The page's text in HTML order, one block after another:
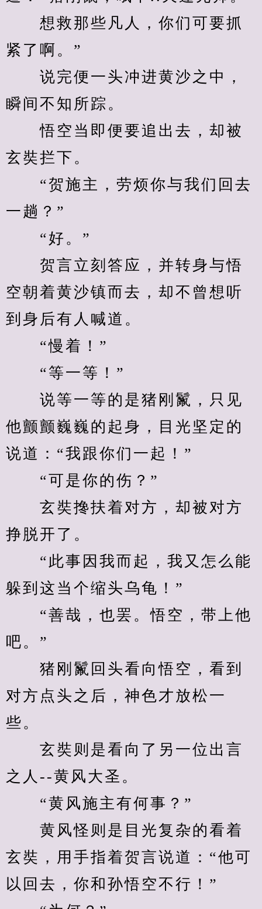
想救那些凡人，你们可要抓
紧了啊。”
说完便一头冲进黄沙之中，
瞬间不知所踪。
悟空当即便要追出去，却被
玄奘拦下。
“贺施主，劳烦你与我们回去
一趟？”
“好。”
贺言立刻答应，并转身与悟
空朝着黄沙镇而去，却不曾想听
到身后有人喊道。
“慢着！”
“等一等！”
说等一等的是猪刚鬣，只见
他颤颤巍巍的起身，目光坚定的
说道：“我跟你们一起！”
“可是你的伤？”
玄奘搀扶着对方，却被对方
挣脱开了。
“此事因我而起，我又怎么能
躲到这当个缩头乌龟！”
“善哉，也罢。悟空，带上他
吧。”
猪刚鬣回头看向悟空，看到
对方点头之后，神色才放松一
些。
玄奘则是看向了另一位出言
之人--黄风大圣。
“黄风施主有何事？”
黄风怪则是目光复杂的看着
玄奘，用手指着贺言说道：“他可
以回去，你和孙悟空不行！”